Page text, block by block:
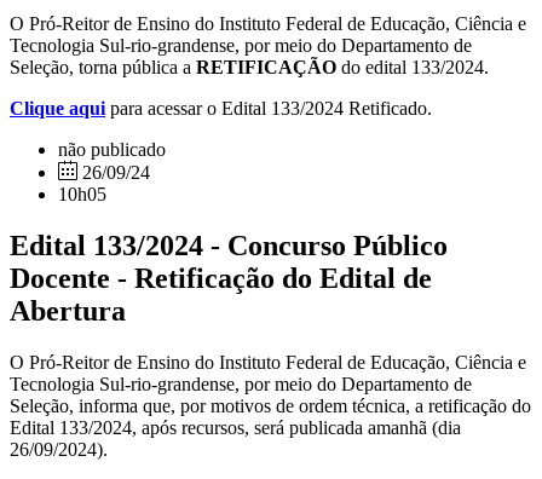
O Pró-Reitor de Ensino do Instituto Federal de Educação, Ciência e
Tecnologia Sul-rio-grandense, por meio do Departamento de
Seleção, torna pública a RETIFICAÇÃO do edital 133/2024.
Clique aqui para acessar o Edital 133/2024 Retificado.
não publicado
26/09/24
10h05
Edital 133/2024 - Concurso Público
Docente - Retificação do Edital de
Abertura
O Pró-Reitor de Ensino do Instituto Federal de Educação, Ciência e
Tecnologia Sul-rio-grandense, por meio do Departamento de
Seleção, informa que, por motivos de ordem técnica, a retificação do
Edital 133/2024, após recursos, será publicada amanhã (dia
26/09/2024).